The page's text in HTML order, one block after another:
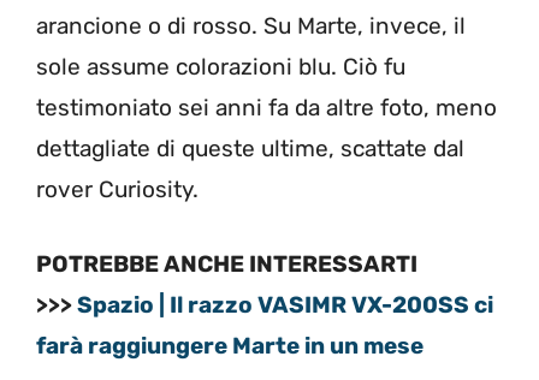
arancione o di rosso. Su Marte, invece, il
sole assume colorazioni blu. Ciò fu
testimoniato sei anni fa da altre foto, meno
dettagliate di queste ultime, scattate dal
rover Curiosity.
POTREBBE ANCHE INTERESSARTI
>>>Spazio | Il razzo VASIMR VX-200SS ci
farà raggiungere Marte in un mese